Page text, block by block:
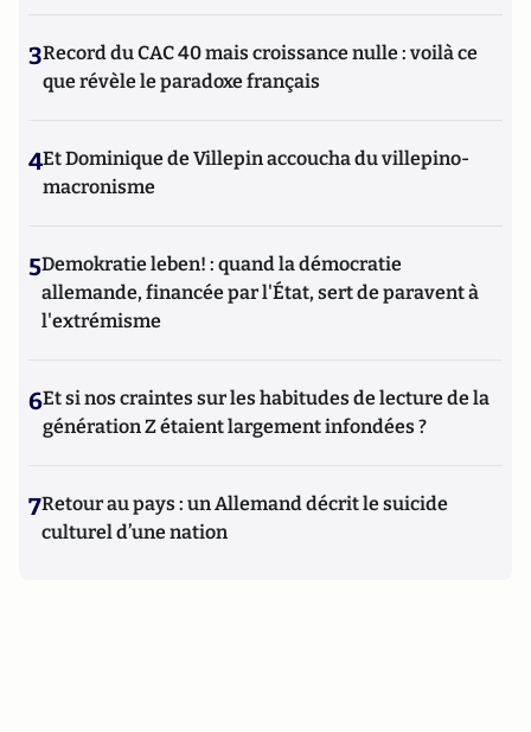
3Record du CAC 40 mais croissance nulle : voilà ce
que révèle le paradoxe français
4Et Dominique de Villepin accoucha du villepino-
macronisme
5Demokratie leben! : quand la démocratie
allemande, financée par l'État, sert de paravent à
l'extrémisme
6Et si nos craintes sur les habitudes de lecture de la
génération Z étaient largement infondées ?
7Retour au pays : un Allemand décrit le suicide
culturel d’une nation